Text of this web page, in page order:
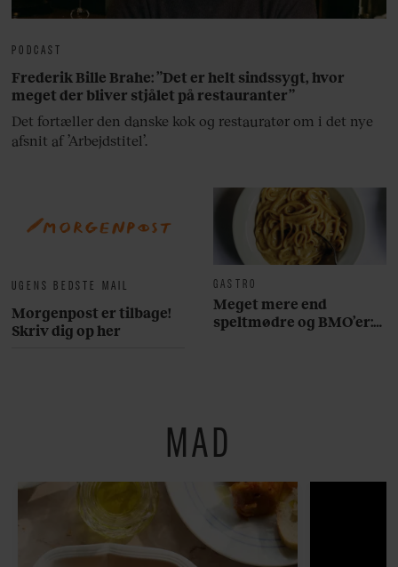
UGENS BEDSTE MAIL
Morgenpost er tilbage!
Skriv dig op her
GASTRO
Meget mere end
speltmødre og BMO’er:
PODCAST
Frederik Bille Brahe: ”Det er helt sindssygt, hvor
meget der bliver stjålet på restauranter”
Det fortæller den danske kok og restauratør om i det nye
afsnit af ’Arbejdstitel’.
MAD